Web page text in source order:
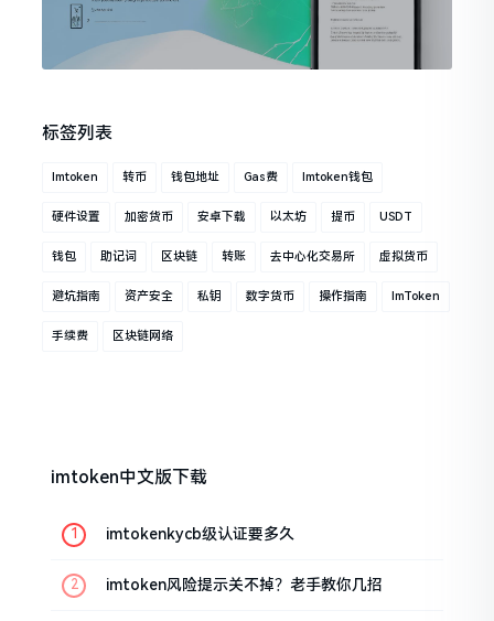
标签列表
Imtoken 转币 钱包地址 Gas费 Imtoken钱包
硬件设置 加密货币 安卓下载 以太坊 提币 USDT
钱包 助记词 区块链 转账 去中心化交易所 虚拟货币
避坑指南 资产安全 私钥 数字货币 操作指南 ImToken
手续费 区块链网络
imtoken中文版下载
imtokenkycb级认证要多久
imtoken风险提示关不掉？老手教你几招